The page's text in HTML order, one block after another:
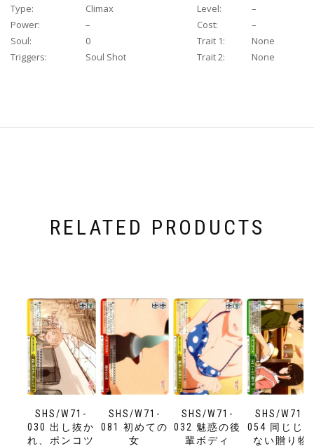
Type:
Climax Level:
–
Power:
– Cost:
–
Soul:
0 Trait 1:
None
Triggers:
Soul Shot Trait 2: None
RELATED PRODUCTS
SHS/W71-
030 出し抜か
れ、ポンコツ
SHS/W71-
081 初めての
女
SHS/W71-
032 魅惑の後
輩ボディ
SHS/W71-
054 同じじゃ
ない贈り物